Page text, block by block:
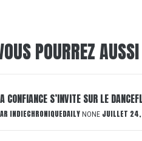
POURREZ
CONFIANCE S’INVITE SUR LE
INDIECHRONIQUEDAILY NONE JUILLET